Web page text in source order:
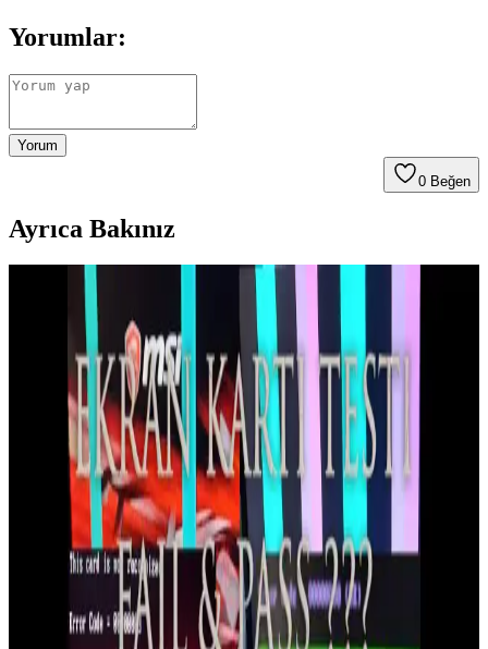
Yorumlar:
Yorum
0 Beğen
Ayrıca Bakınız
Nvidia'nın RTX Ekran Kartlarında Voltaj Düşürme
Güncellemesi ve Performans Etkileri
Nvidia, RTX serisi ekran kartlarında 16 pin güç konektörlerinin aşırı
ısınmasını önlemek için voltajı düşürdü. Bu güncelleme güç
tüketimini azaltırken performans ve kararlılık sorunlarına yol açtı.
NVIDIA N1X ve Windows on ARM Oyun Dizüstü
Bilgisayarlarında Donanım ve Yazılım Uyumu
NVIDIA'nın ARM tabanlı N1X işlemcisi, Windows on ARM oyun
dizüstü bilgisayarlarında enerji verimliliği ve performans vaat ediyor.
Ancak yazılım uyumluluğu ve sürücü desteği halen önemli zorluklar
oluşturuyor.
Apple M5 Pro ve M5 Max GPU Performans Analizi
ve Nvidia RTX 5070 Karşılaştırması